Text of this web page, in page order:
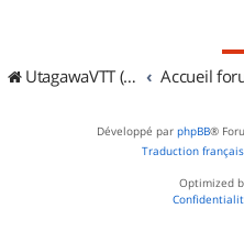
UtagawaVTT (Randos VTT et VTTAE avec traces GPS) Accueil
Développé par phpBB®
Traduction
Optimized